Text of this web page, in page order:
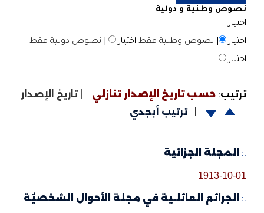
نصوص وطنية و دولية
اختيار
اختيار
| نصوص وطنية فقط اختيار | نصوص دولية فقط
اختيار
ترتيب: حسب تاريخ الإصدار تنازلي |
تاريخ الإصدار
|
ترتيب أبجدي
المجلة الجزائية
1913-10-01
الجرائم العائلـية في مجلة الأحوال الشخصيٌة